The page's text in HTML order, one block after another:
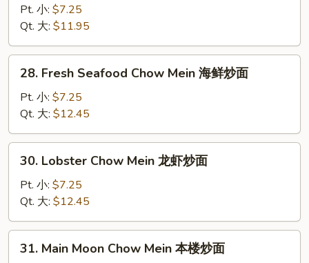
Chow
Mein
虾
炒
Pt. 小: $7.25
Qt. 大: $11.95
Fresh
Seafood
Chow
Mein
海
28. Fresh Seafood Chow Mein 海鲜炒面
Pt. 小: $7.25
Qt. 大: $12.45
Lobster
Chow
Mein
龙
虾
30. Lobster Chow Mein 龙虾炒面
Pt. 小: $7.25
Qt. 大: $12.45
Main
31. Main Moon Chow Mein 本楼炒面